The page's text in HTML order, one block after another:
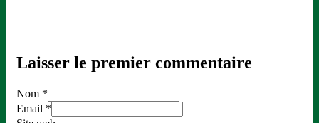
Laisser le premier commentaire
Nom *
Email *